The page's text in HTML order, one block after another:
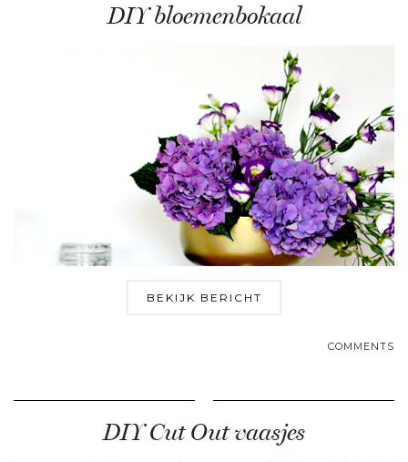
DIY bloemenbokaal
BEKIJK BERICHT
COMMENTS
DIY Cut Out vaasjes